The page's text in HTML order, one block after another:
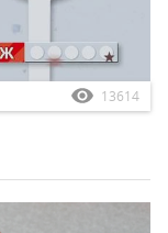
13614